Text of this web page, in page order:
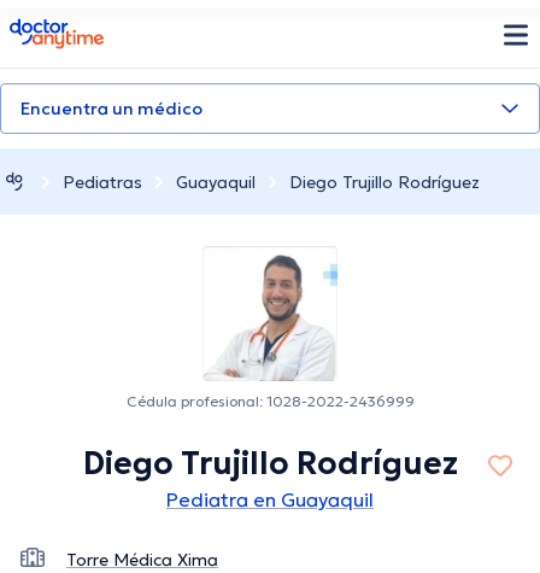
doctoranytime
Encuentra un médico
Pediatras Guayaquil Diego Trujillo Rodríguez
Cédula profesional: 1028-2022-2436999
Diego Trujillo Rodríguez
Pediatra en Guayaquil
Torre Médica Xima